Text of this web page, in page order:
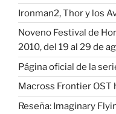
Ironman2, Thor y los
Noveno Festival de
2010, del 19 al 29 de
Página oficial de la
Macross Frontier OST
Reseña: Imaginary